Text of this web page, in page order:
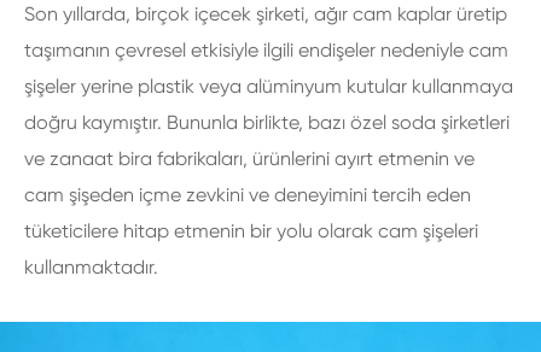
Son yıllarda, birçok içecek şirketi, ağır cam kaplar üretip
taşımanın çevresel etkisiyle ilgili endişeler nedeniyle cam
şişeler yerine plastik veya alüminyum kutular kullanmaya
doğru kaymıştır. Bununla birlikte, bazı özel soda şirketleri
ve zanaat bira fabrikaları, ürünlerini ayırt etmenin ve
cam şişeden içme zevkini ve deneyimini tercih eden
tüketicilere hitap etmenin bir yolu olarak cam şişeleri
kullanmaktadır.